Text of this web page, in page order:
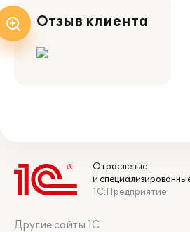
Отзыв клиента
Отраслевые
и
1С:Предприятие
Другие сайты 1С